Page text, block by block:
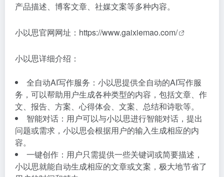
产品描述、博客文章、社媒文案等多种内容。
小以思官网网址： https://www.gaixiemao.com/
小以思详细介绍：
全自动AI写作服务：小以思提供全自动的AI写作服
务，可以帮助用户生成各种类型的内容，包括文章、作
文、报告、方案、心得体会、文案、总结和诗歌等。
智能对话：用户可以与小以思进行智能对话，提出
问题或需求，小以思会根据用户的输入生成相应的内
容。
一键创作：用户只需提供一些关键词或简要描述，
小以思就能自动生成相应的文章或文案，极大地节省了